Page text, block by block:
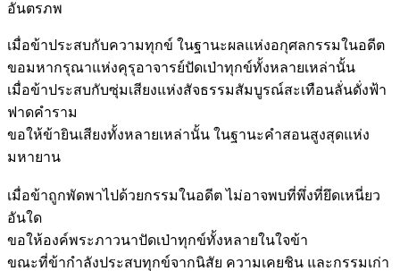
อันตรภพ
เมื่อข้าประสบกับความทุกข์ ในฐานะผลแห่งอกุศลกรรมในอดีต
ขอมหากรุณาแห่งคุรุอาจารย์ปัดเป่าทุกข์ทั้งหลายเหล่านั้น
เมื่อข้าประสบกับซุ่มเสียงแห่งสัจธรรมสัมบูรณ์สะเทือนลั่นดั่งฟ้า
ฟาดคำราม
ขอให้ข้ายินเสียงทั้งหลายเหล่านั้น ในฐานะคำสอนสูงสุดแห่ง
มหายาน
เมื่อข้าถูกพัดพาไปด้วยกรรมในอดีต ไม่อาจพบที่พึ่งที่ยึดเหนี่ยว
อันใด
ขอให้องค์พระภาวนาปัดเป่าทุกข์ทั้งหลายในใจข้า
ขณะที่ข้ากำลังประสบทุกข์จากนิสัย ความเคยชิน และกรรมเก่า